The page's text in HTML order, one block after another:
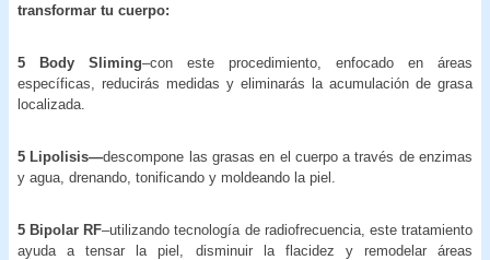
transformar tu cuerpo:
5 Body Sliming–con este procedimiento, enfocado en áreas
específicas, reducirás medidas y eliminarás la acumulación de grasa
localizada.
5 Lipolisis—descompone las grasas en el cuerpo a través de enzimas
y agua, drenando, tonificando y moldeando la piel.
5 Bipolar RF–utilizando tecnología de radiofrecuencia, este tratamiento
ayuda a tensar la piel, disminuir la flacidez y remodelar áreas